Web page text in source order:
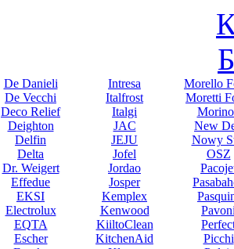
De Danieli
De Vecchi
Deco Relief
Deighton
Delfin
Delta
Dr. Weigert
Effedue
EKSI
Electrolux
EQTA
Escher
Intresa
Italfrost
Italgi
JAC
JEJU
Jofel
Jordao
Josper
Kemplex
Kenwood
KiiltoClean
KitchenAid
Morello
Moretti
New
Nowy
OSZ
Picchi